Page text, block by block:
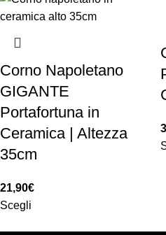
Corno Napoletano
GIGANTE
Portafortuna in
Ceramica | Altezza
35cm
21,90€
Scegli